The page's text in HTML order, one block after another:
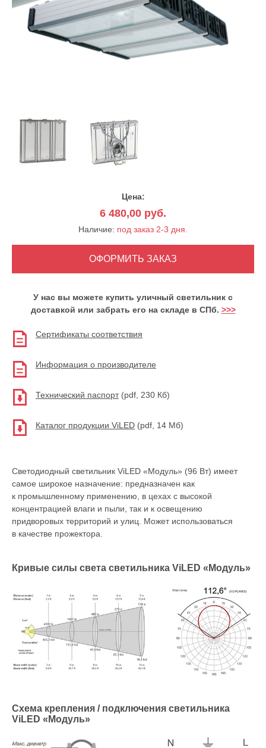
Цена:
6 480,00 руб.
Наличие: под заказ 2-3 дня.
У нас вы можете купить уличный светильник с
доставкой или забрать его на складе в СПб. >>>
Сертификаты соответствия
Информация о производителе
Технический паспорт(pdf, 230 Кб)
Каталог продукции ViLED (pdf, 14 Мб)
Светодиодный светильник ViLED «Модуль» (96 Вт) имеет
самое широкое назначение: предназначен как
к промышленному применению, в цехах с высокой
концентрацией влаги и пыли, так и к освещению
придворовых территорий и улиц. Может использоваться
в качестве прожектора.
Кривые силы света светильника ViLED «Модуль»
Схема крепления / подключения светильника
ViLED «Модуль»